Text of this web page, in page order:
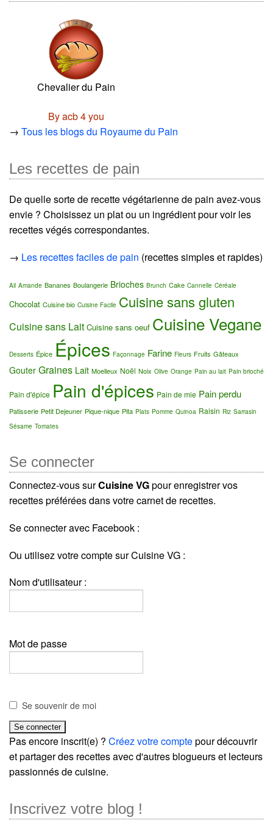
Chevalier du Pain
By acb 4 you
→ Tous les blogs du Royaume du Pain
Les recettes de pain
De quelle sorte de recette végétarienne de pain avez-vous
envie ? Choisissez un plat ou un ingrédient pour voir les
recettes végés correspondantes.
→ Les recettes faciles de pain (recettes simples et rapides)
Ail Amande Bananes Boulangerie Brioches Brunch Cake Cannelle Céréale
Chocolat Cuisine bio Cuisine Facile Cuisine sans gluten
Cuisine sans Lait Cuisine sans oeuf Cuisine Vegane
Desserts Épice Épices Façonnage Farine Fleurs Fruits Gâteaux
Gouter Graines Lait Moelleux Noël Noix Olive Orange Pain au lait Pain brioché
Pain d'épice Pain d'épices Pain de mie Pain perdu
Patisserie Petit Dejeuner Pique-nique Pita Plats Pomme Quinoa Raisin Riz Sarrasin
Sésame Tomates
Se connecter
Connectez-vous surCuisine VGpour enregistrer vos
recettes préférées dans votre carnet de recettes.
Se connecter avec Facebook :
Ou utilisez votre compte sur Cuisine VG :
Nom d'utilisateur :
Mot de passe
Se souvenir de moi
Pas encore inscrit(e) ? Créez votre comptepour découvrir
et partager des recettes avec d'autres blogueurs et lecteurs
passionnés de cuisine.
Inscrivez votre blog !